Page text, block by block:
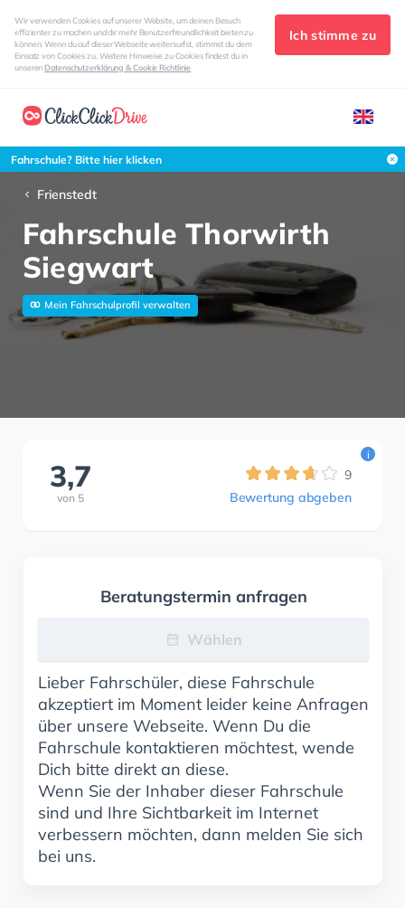
Wir verwenden Cookies auf unserer Website, um deinen Besuch
effizienter zu machen und dir mehr Benutzerfreundlichkeit bieten zu
können. Wenn du auf dieser Webseite weitersurfst, stimmst du dem
Einsatz von Cookies zu. Weitere Hinweise zu Cookies findest du in
unserenDatenschutzerklärung & Cookie Richtlinie
Ich stimme zu
Fahrschule? Bitte hier klicken
Frienstedt
Fahrschule Thorwirth
Siegwart
Mein Fahrschulprofil verwalten
3,7
von 5
9
Bewertung abgeben
i
Beratungstermin anfragen
Wählen
Lieber Fahrschüler, diese Fahrschule
akzeptiert im Moment leider keine Anfragen
über unsere Webseite. Wenn Du die
Fahrschule kontaktieren möchtest, wende
Dich bitte direkt an diese.
Wenn Sie der Inhaber dieser Fahrschule
sind und Ihre Sichtbarkeit im Internet
verbessern möchten, dann melden Sie sich
bei uns.